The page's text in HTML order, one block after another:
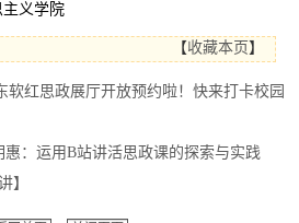
义学院
【收藏本页 】
软红思政展厅开放预约啦！快来打卡校园
惠：运用B站讲活思政课的探索与实践
】